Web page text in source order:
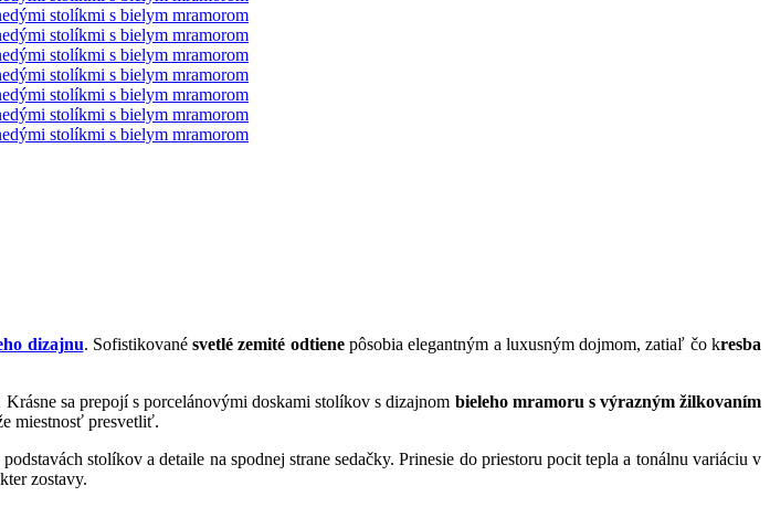
dizajnu. Sofistikovanésvetlé zemité odtienepôsobia elegantným a luxusným dojmom, zatiaľ čo kresba
Krásne sa prepojí s porcelánovými doskami stolíkov s dizajnom bieleho mramoru s výrazným žilkovaním
miestnosť presvetliť.
podstavách stolíkov a detaile na spodnej strane sedačky. Prinesie do priestoru pocit tepla a tonálnu variáciu v
zostavy.